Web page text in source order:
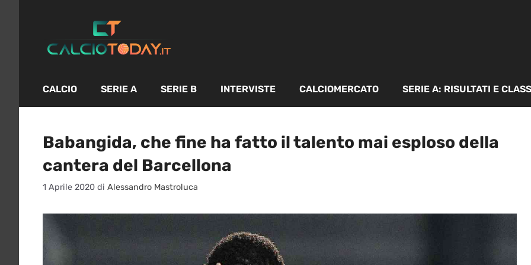
contenuto
CALCIO SERIE A SERIE B INTERVISTE CALCIOMERCATO SERIE A: RISULTATI E
Babangida, che fine ha fatto il talento mai esploso della
cantera del Barcellona
1 Aprile 2020 di Alessandro Mastroluca